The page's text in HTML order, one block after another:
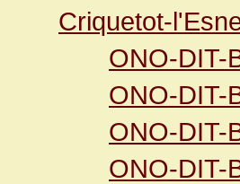
Criquetot-
ONO-DIT-
ONO-DIT-
ONO-DIT-
ONO-DIT-